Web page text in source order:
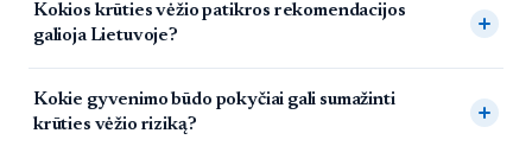
Kokios krūties vėžio patikros rekomendacijos
galioja Lietuvoje?
Kokie gyvenimo būdo pokyčiai gali sumažinti
krūties vėžio riziką?